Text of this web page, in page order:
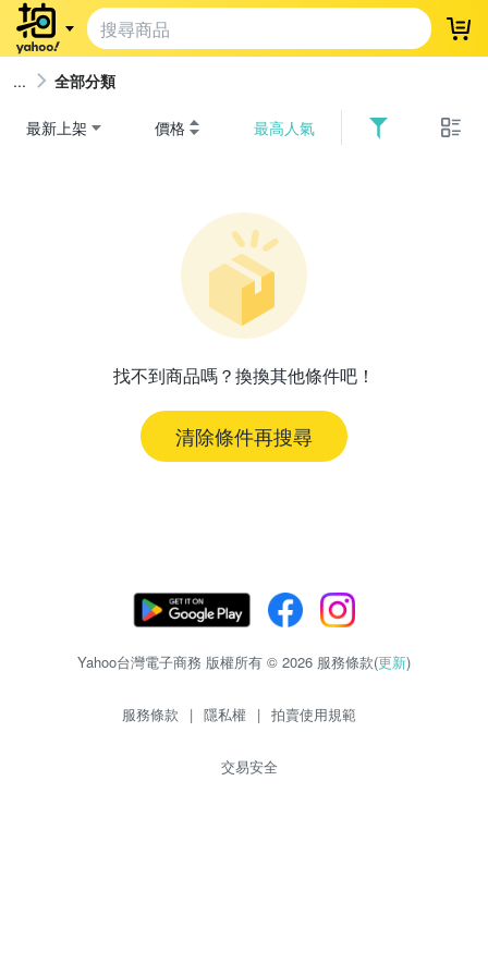
登
全部分類
最新上架 價格 最高人氣
找不到商品嗎？換換其他條件吧！
清除條件再搜尋
Yahoo台灣電子商務 版權所有 © 2026 服務條款(更新)
服務條款 | 隱私權 | 拍賣使用規範
交易安全